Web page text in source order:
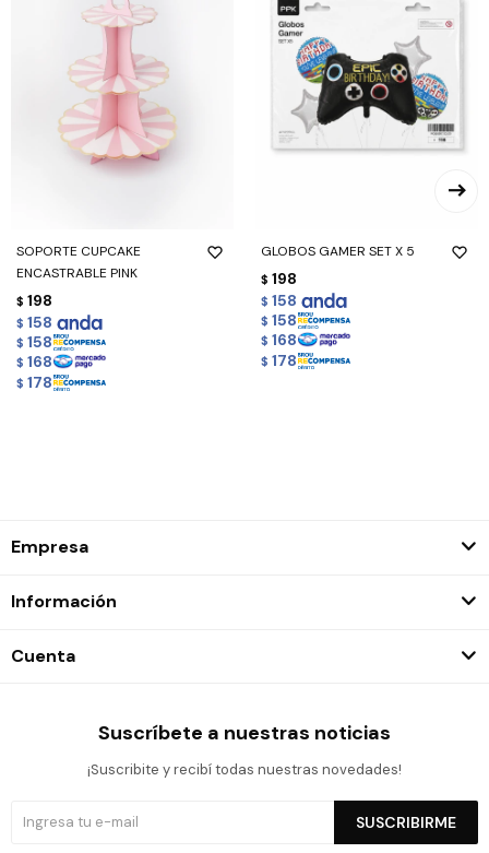
SOPORTE CUPCAKE
ENCASTRABLE PINK
$ 198
$ 158
$ 158
$ 168
$ 178
GLOBOS GAMER SET X 5
$ 198
$ 158
$ 158
$ 168
$ 178
Empresa
Información
Cuenta
Suscríbete a nuestras noticias
¡Suscribite y recibí todas nuestras novedades!
SUSCRIBIRME